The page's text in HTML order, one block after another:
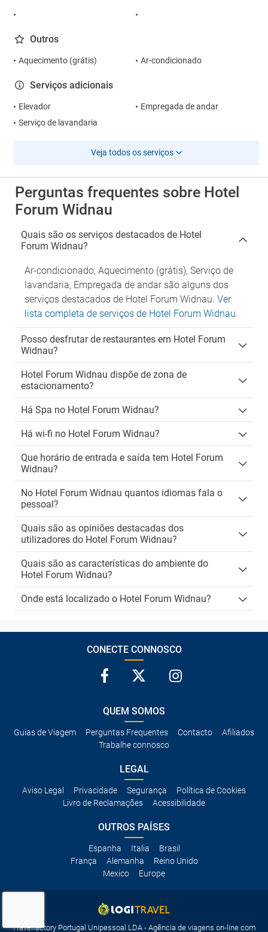
Outros
Aquecimento (grátis) Ar-condicionado
Serviços adicionais
Elevador
Empregada de andar
Serviço de lavandaria
Veja todos os serviços
Perguntas frequentes sobre Hotel
Forum Widnau
Quais são os serviços destacados de Hotel
Forum Widnau?
Ar-condicionado, Aquecimento (grátis), Serviço de
lavandaria, Empregada de andar são alguns dos
serviços destacados de Hotel Forum Widnau. Ver
lista completa de serviços de Hotel Forum Widnau.
Posso desfrutar de restaurantes em Hotel Forum
Widnau?
Hotel Forum Widnau dispõe de zona de
estacionamento?
Há Spa no Hotel Forum Widnau?
Há wi-fi no Hotel Forum Widnau?
Que horário de entrada e saída tem Hotel Forum
Widnau?
No Hotel Forum Widnau quantos idiomas fala o
pessoal?
Quais são as opiniões destacadas dos
utilizadores do Hotel Forum Widnau?
Quais são as características do ambiente do
Hotel Forum Widnau?
Onde está localizado o Hotel Forum Widnau?
CONECTE CONNOSCO
QUEM SOMOS
Guias de Viagem Perguntas Frequentes Contacto
Afiliados
Trabalhe connosco
LEGAL
Aviso Legal Privacidade Segurança
Política de Cookies
Livro de Reclamações
Acessibilidade
OUTROS PAÍSES
Espanha Italia
Brasil
França
Alemanha
Reino Unido
Mexico
Europe
Travelfactory Portugal Unipessoal LDA - Agência de viagens on-line com